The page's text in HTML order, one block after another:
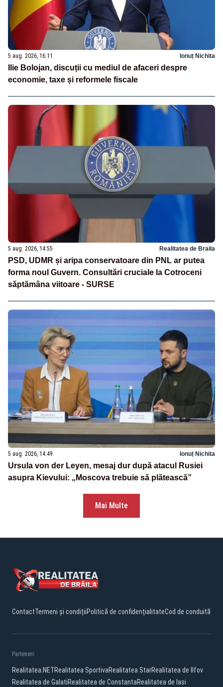
5 aug. 2026, 16:11 Ionuț Nichita
Ilie Bolojan, discuții cu mediul de afaceri despre
economie, taxe și reformele fiscale
5 aug. 2026, 14:55 Realitatea de Braila
PSD, UDMR și aripa conservatoare din PNL ar putea
forma noul Guvern. Consultări cruciale la Cotroceni
săptămâna viitoare - SURSE
5 aug. 2026, 14:49 Ionuț Nichita
Ursula von der Leyen, mesaj dur după atacul Rusiei
asupra Kievului: „Moscova trebuie să plătească”
Mai Multe
ContactTermeni și condițiiPolitică de confidențialitateCod de conduită
Parteneri:
Realitatea.NETRealitatea SportivaRealitatea StarRealitatea de Ilfov
Realitatea de GalatiRealitatea de ConstantaRealitatea de Iasi